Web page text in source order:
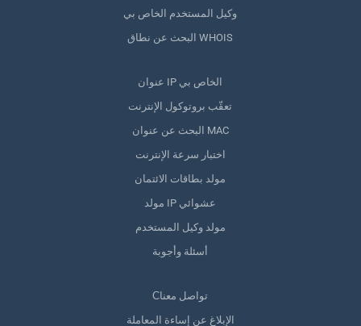
وكيل المستخدم الخاص بي
البحث عن نطاق WHOIS
عنوان IP الخاص بي
تعقّب بروتوكول الإنترنت
البحث عن عنوان MAC
اختبار سرعة الإنترنت
مولد بطاقات الائتمان
مولد IP عشوائي
مولد وكيل المستخدم
أسئلة وأجوبة
Сتواصل معنا
الإبلاغ عن إساءة المعاملة